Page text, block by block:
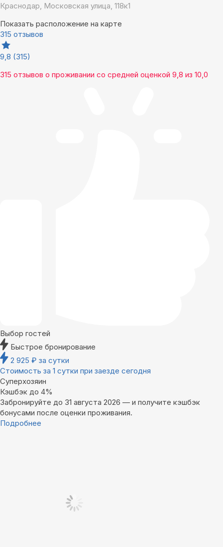
Краснодар, Московская улица, 118к1
Показать расположение на карте
315 отзывов
9,8 (315)
315 отзывов о проживании со средней оценкой 9,8 из 10,0
Выбор гостей
Быстрое бронирование
2 925 ₽ за сутки
Стоимость за 1 сутки при заезде сегодня
Суперхозяин
Кэшбэк до 4%
Забронируйте до 31 августа 2026 — и получите кэшбэк
бонусами после оценки проживания.
Подробнее